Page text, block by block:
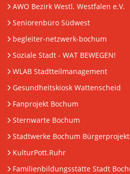
AWO Bezirk Westl. Westfalen e.V.
Seniorenbüro Südwest
begleiter-netzwerk-bochum
Soziale Stadt - WAT BEWEGEN!
WLAB Stadtteilmanagement
Gesundheitskiosk Wattenscheid
Fanprojekt Bochum
Sternwarte Bochum
Stadtwerke Bochum
KulturPott.Ruhr
Familienbildungsstätte Stadt